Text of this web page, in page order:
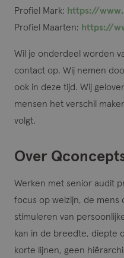
Profiel Mark: https://
Profiel Maarten: https://
Wil je onderdeel worden
contact op. Wij nemen
ook in deze tijd. Wij
mensen het verschil
volgt.
Over
Werken met senior audit
focus op welzijn, de mens
stimuleren van
kan in de breedte, diepte
korte lijnen, geen